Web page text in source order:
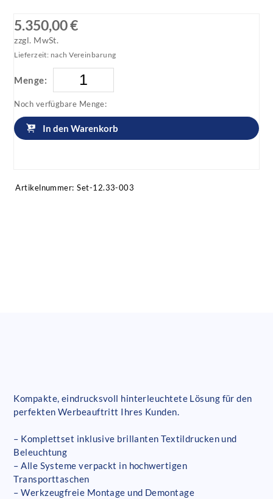
5.350,00 €
zzgl. MwSt.
Lieferzeit: nach Vereinbarung
Menge:
Noch verfügbare Menge:
In den Warenkorb
Artikelnummer: Set-12.33-003
Kompakte, eindrucksvoll hinterleuchtete Lösung für den
perfekten Werbeauftritt Ihres Kunden.
– Komplettset inklusive brillanten Textildrucken und
Beleuchtung
– Alle Systeme verpackt in hochwertigen
Transporttaschen
– Werkzeugfreie Montage und Demontage